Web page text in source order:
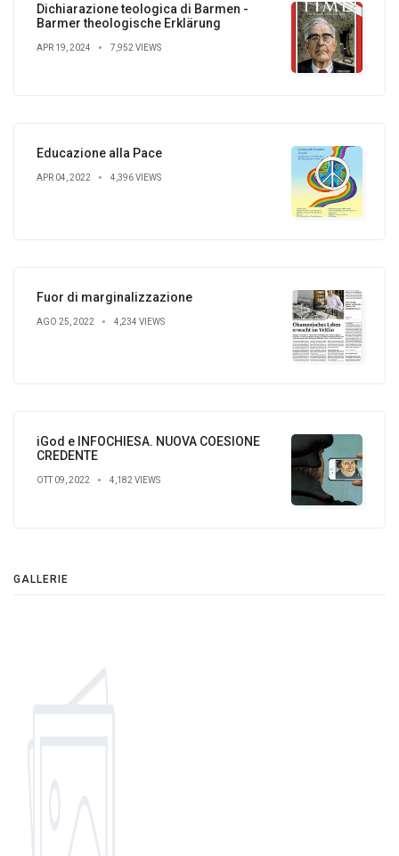
Dichiarazione teologica di Barmen -
Barmer theologische Erklärung
APR 19, 2024 7,952 VIEWS
Educazione alla Pace
APR 04, 2022 4,396 VIEWS
Fuor di marginalizzazione
AGO 25, 2022 4,234 VIEWS
iGod e INFOCHIESA. NUOVA COESIONE
CREDENTE
OTT 09, 2022 4,182 VIEWS
GALLERIE